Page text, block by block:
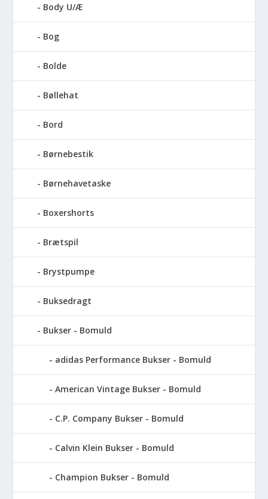
Body U/Æ
Bog
Bolde
Bøllehat
Bord
Børnebestik
Børnehavetaske
Boxershorts
Brætspil
Brystpumpe
Buksedragt
Bukser - Bomuld
adidas Performance Bukser - Bomuld
American Vintage Bukser - Bomuld
C.P. Company Bukser - Bomuld
Calvin Klein Bukser - Bomuld
Champion Bukser - Bomuld